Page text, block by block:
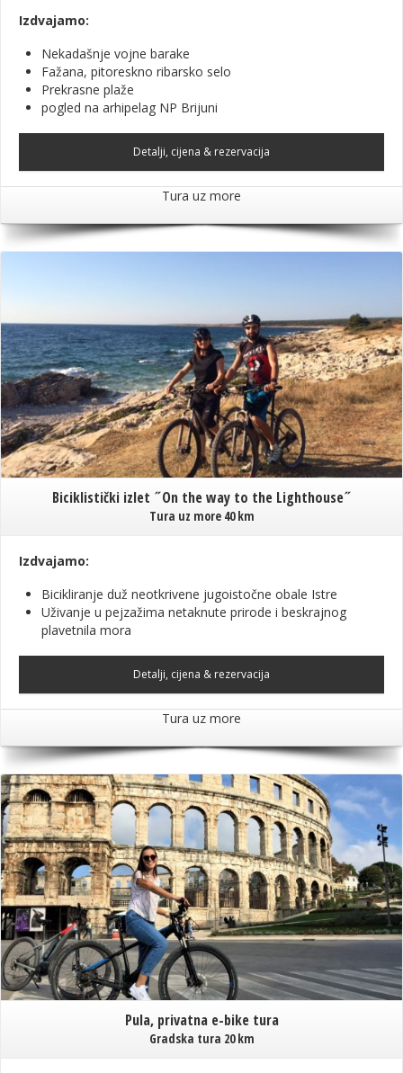
Izdvajamo:
Nekadašnje vojne barake
Fažana, pitoreskno ribarsko selo
Prekrasne plaže
pogled na arhipelag NP Brijuni
Detalji, cijena & rezervacija
Tura uz more
Biciklistički izlet ˝On the way to the Lighthouse˝
Tura uz more 40 km
Izdvajamo:
Bicikliranje duž neotkrivene jugoistočne obale Istre
Uživanje u pejzažima netaknute prirode i beskrajnog
plavetnila mora
Detalji, cijena & rezervacija
Tura uz more
Pula, privatna e-bike tura
Gradska tura 20 km